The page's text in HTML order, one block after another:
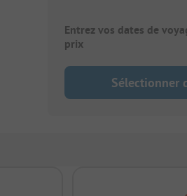
Entrez vos dates de
prix
Sélectionner